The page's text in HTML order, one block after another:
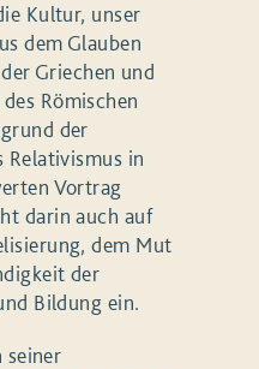
Kultur, unser
dem Glauben
Griechen und
Römischen
der
Relativismus in
Vortrag
darin auch auf
dem Mut
der
Bildung ein.
seiner